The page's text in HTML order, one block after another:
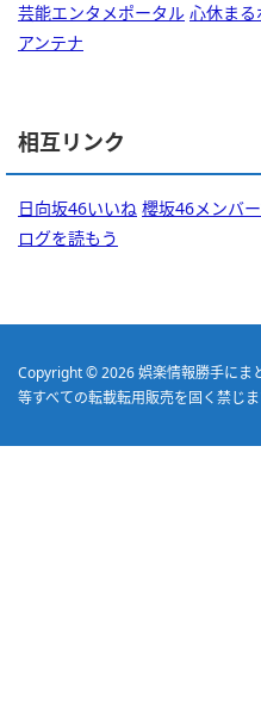
芸能エンタメポータル 心休まる
アンテナ
相互リンク
日向坂46いいね 櫻坂46メンバ
ログを読もう
Copyright © 2026娯楽情報勝手にま
等すべての転載転用販売を固く禁じ